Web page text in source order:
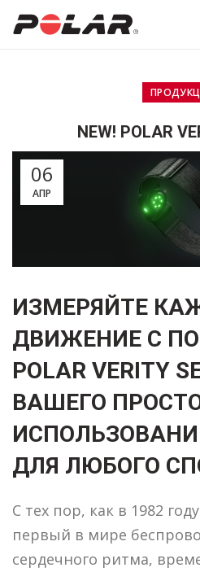
NEW! POLAR
06
АПР
ИЗМЕРЯЙТЕ
ДВИЖЕНИЕ С
POLAR VERITY
ВАШЕГО
ДЛЯ ЛЮБОГО
С тех пор, как в 1982
первый в мире
сердечного ритма,